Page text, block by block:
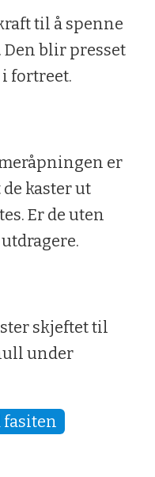
til å spenne
Den blir presset
fortreet.
er
kaster ut
Er de uten
skjeftet til
under
fasiten